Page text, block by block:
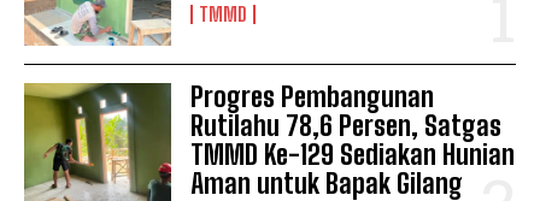
TMMD
Progres Pembangunan
Rutilahu 78,6 Persen, Satgas
TMMD Ke-129 Sediakan Hunian
Aman untuk Bapak Gilang